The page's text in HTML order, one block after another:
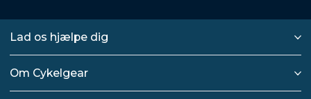
Lad os hjælpe dig
Om Cykelgear